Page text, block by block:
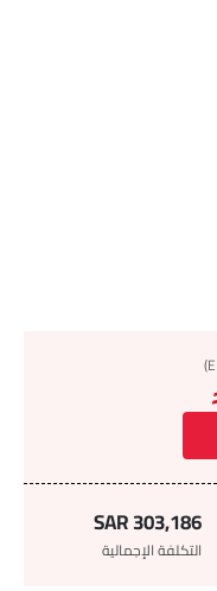
SAR 303,186
التكلفة الإجمالية